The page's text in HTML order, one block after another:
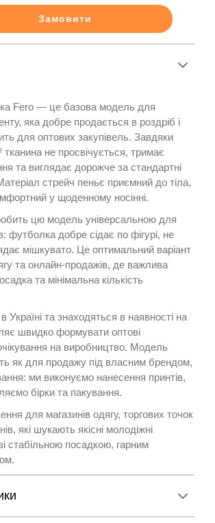
Замовити
Fero — це базова модель для
яка добре продається в роздріб і
для оптових закупівель. Завдяки
тканина не просвічується, тримає
та виглядає дорожче за стандартні
стрейч пеньє приємний до тіла,
у щоденному носінні.
цю модель універсальною для
футболка добре сідає по фігурі, не
мішкувато. Це оптимальний варіант
та онлайн-продажів, де важлива
та мінімальна кількість
Україні та знаходяться в наявності на
швидко формувати оптові
на виробництво. Модель
як для продажу під власним брендом,
ми виконуємо нанесення принтів,
бірки та пакування.
для магазинів одягу, торгових точок
які шукають якісні молодіжні
стабільною посадкою, гарним